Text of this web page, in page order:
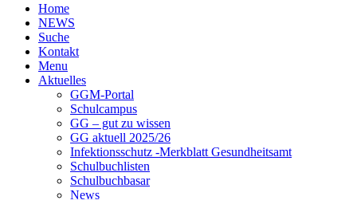
Home
NEWS
Suche
Kontakt
Menu
Aktuelles
GGM-Portal
Schulcampus
GG – gut zu wissen
GG aktuell 2025/26
Infektionsschutz -Merkblatt Gesundheitsamt
Schulbuchlisten
Schulbuchbasar
News